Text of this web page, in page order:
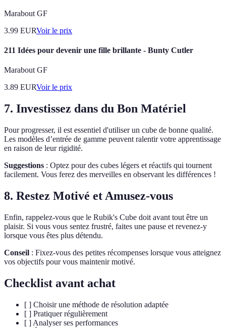
Marabout GF
3.99 EURVoir le prix
211 Idées pour devenir une fille brillante - Bunty Cutler
Marabout GF
3.89 EURVoir le prix
7. Investissez dans du Bon Matériel
Pour progresser, il est essentiel d'utiliser un cube de bonne qualité.
Les modèles d’entrée de gamme peuvent ralentir votre apprentissage
en raison de leur rigidité.
Suggestions : Optez pour des cubes légers et réactifs qui tournent
facilement. Vous ferez des merveilles en observant les différences !
8. Restez Motivé et Amusez-vous
Enfin, rappelez-vous que le Rubik's Cube doit avant tout être un
plaisir. Si vous vous sentez frustré, faites une pause et revenez-y
lorsque vous êtes plus détendu.
Conseil : Fixez-vous des petites récompenses lorsque vous atteignez
vos objectifs pour vous maintenir motivé.
Checklist avant achat
[ ] Choisir une méthode de résolution adaptée
[ ] Pratiquer régulièrement
[ ] Analyser ses performances